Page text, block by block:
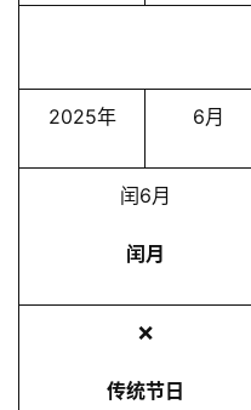
2025年 6月
闰6月
闰月
❌
传统节日